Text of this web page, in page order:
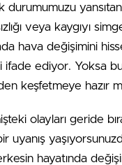
durumumuzu
veya kaygıyı
hava değişimini
ifade ediyor. Yoksa
keşfetmeye hazır
olayları geride
uyanış
hayatında